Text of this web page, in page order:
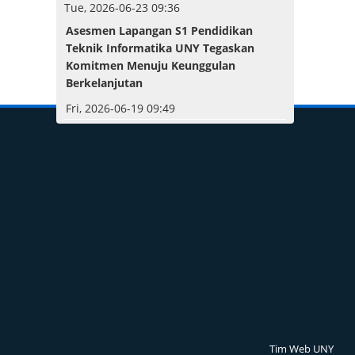
Tue, 2026-06-23 09:36
Asesmen Lapangan S1 Pendidikan
Teknik Informatika UNY Tegaskan
Komitmen Menuju Keunggulan
Berkelanjutan
Fri, 2026-06-19 09:49
Tim Web UNY